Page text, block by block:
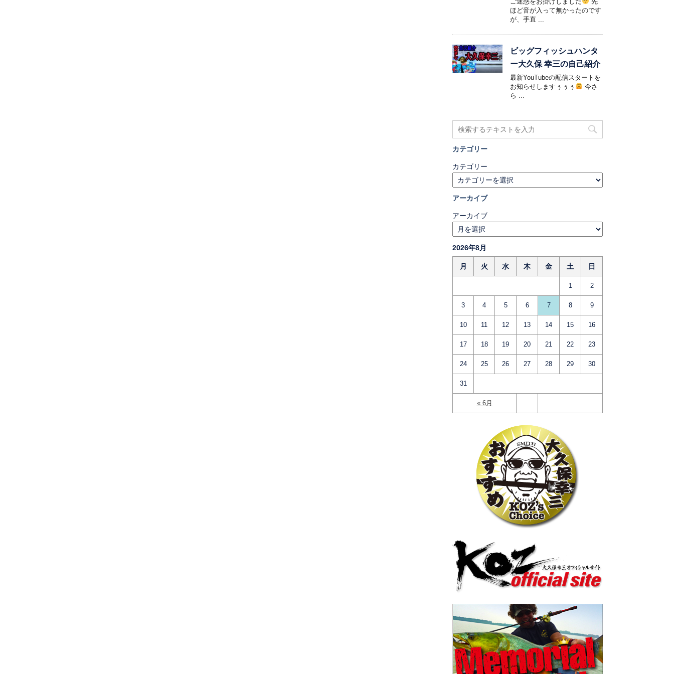
ほど音が入って無かったのです
が、手直 ...
ビッグフィッシュハンタ
ー大久保 幸三の自己紹介
最新YouTubeの配信スタートを
お知らせしますぅぅぅ
今さ
ら ...
カテゴリー
カテゴリー
アーカイブ
アーカイブ
2026年8月
月 火 水 木 金 土 日
« 6月
1 2
3 4 5 6 7 8 9
10 11 12 13 14 15 16
17 18 19 20 21 22 23
24 25 26 27 28 29 30
31